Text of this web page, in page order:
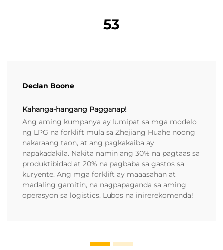
53
Declan Boone
Kahanga-hangang Pagganap!
Ang aming kumpanya ay lumipat sa mga modelo
ng LPG na forklift mula sa Zhejiang Huahe noong
nakaraang taon, at ang pagkakaiba ay
napakadakila. Nakita namin ang 30% na pagtaas sa
produktibidad at 20% na pagbaba sa gastos sa
kuryente. Ang mga forklift ay maaasahan at
madaling gamitin, na nagpapaganda sa aming
operasyon sa logistics. Lubos na inirerekomenda!